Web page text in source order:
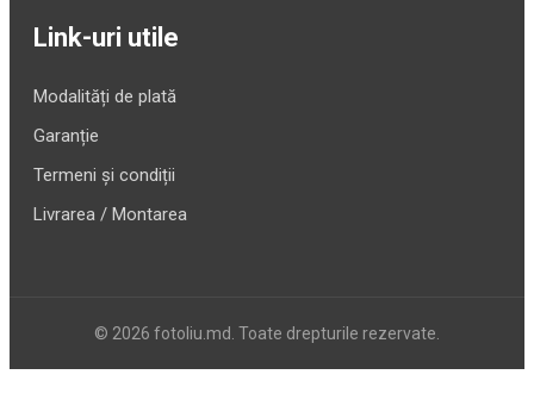
Link-uri utile
Modalități de plată
Garanție
Termeni și condiții
Livrarea / Montarea
© 2026 fotoliu.md. Toate drepturile rezervate.